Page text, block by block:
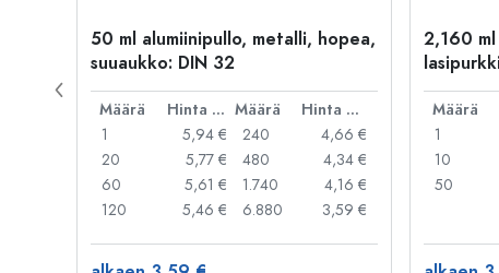
50 ml alumiinipullo, metalli, hopea,
suuaukko: DIN 32
Määrä Hinta per kpl Määrä
Hinta per kpl
1
5,94 €
20
5,77 €
60
5,61 €
120
5,46 €
240
4,66 €
480
4,34 €
1.740
4,16 €
6.880
3,59 €
2,160
Määrä
1
10
50